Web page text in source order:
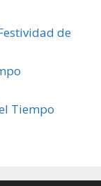
de
Tiempo